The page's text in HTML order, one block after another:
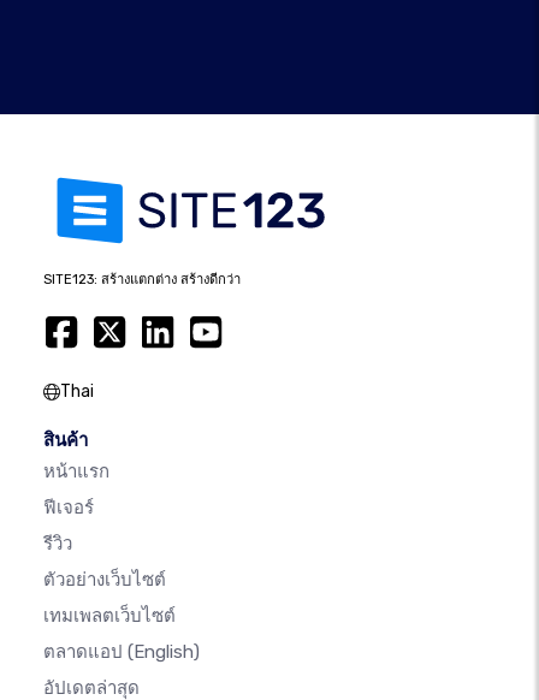
SITE123: สร้างแตกต่าง สร้างดีกว่า
Thai
สินค้า
หน้าแรก
ฟีเจอร์
รีวิว
ตัวอย่างเว็บไซต์
เทมเพลตเว็บไซต์
ตลาดแอป (English)
อัปเดตล่าสุด